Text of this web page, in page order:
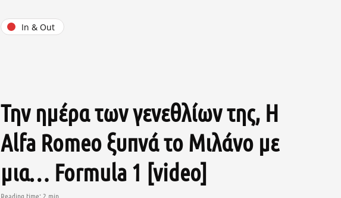
In & Out
Την ημέρα των γενεθλίων της, H
Alfa Romeo ξυπνά το Μιλάνο με
μια… Formula 1 [video]